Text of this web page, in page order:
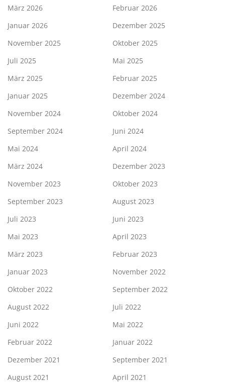
März 2026
Februar 2026
Januar 2026
Dezember 2025
November 2025
Oktober 2025
Juli 2025
Mai 2025
März 2025
Februar 2025
Januar 2025
Dezember 2024
November 2024
Oktober 2024
September 2024
Juni 2024
Mai 2024
April 2024
März 2024
Dezember 2023
November 2023
Oktober 2023
September 2023
August 2023
Juli 2023
Juni 2023
Mai 2023
April 2023
März 2023
Februar 2023
Januar 2023
November 2022
Oktober 2022
September 2022
August 2022
Juli 2022
Juni 2022
Mai 2022
Februar 2022
Januar 2022
Dezember 2021
September 2021
August 2021
April 2021